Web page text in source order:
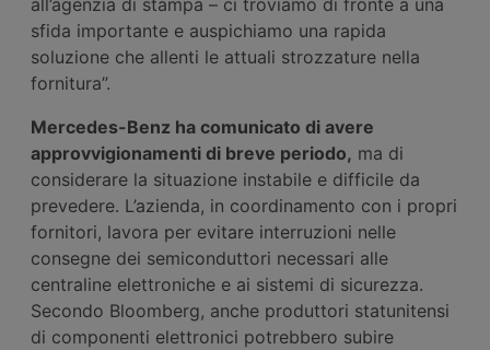
all’agenzia di stampa – ci troviamo di fronte a una
sfida importante e auspichiamo una rapida
soluzione che allenti le attuali strozzature nella
fornitura”.
Mercedes-Benz ha comunicato di avere
approvvigionamenti di breve periodo, ma di
considerare la situazione instabile e difficile da
prevedere. L’azienda, in coordinamento con i propri
fornitori, lavora per evitare interruzioni nelle
consegne dei semiconduttori necessari alle
centraline elettroniche e ai sistemi di sicurezza.
Secondo Bloomberg, anche produttori statunitensi
di componenti elettronici potrebbero subire